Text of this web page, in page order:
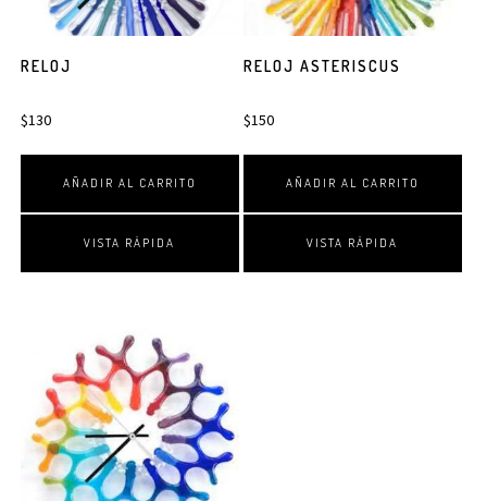
RELOJ
$130
AÑADIR AL CARRITO
VISTA RÁPIDA
RELOJ ASTERISCUS
$150
AÑADIR AL CARRITO
VISTA RÁPIDA